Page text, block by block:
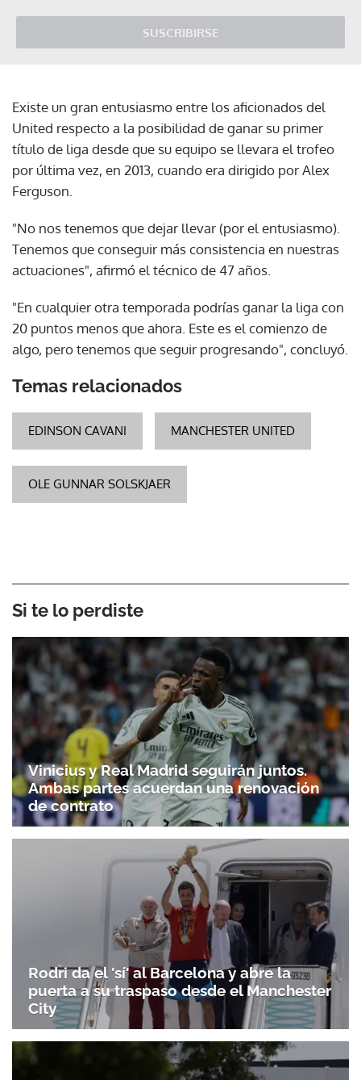
SUSCRIBIRSE
Existe un gran entusiasmo entre los aficionados del
United respecto a la posibilidad de ganar su primer
título de liga desde que su equipo se llevara el trofeo
por última vez, en 2013, cuando era dirigido por Alex
Ferguson.
"No nos tenemos que dejar llevar (por el entusiasmo).
Tenemos que conseguir más consistencia en nuestras
actuaciones", afirmó el técnico de 47 años.
"En cualquier otra temporada podrías ganar la liga con
20 puntos menos que ahora. Este es el comienzo de
algo, pero tenemos que seguir progresando", concluyó.
Temas relacionados
EDINSON CAVANI MANCHESTER UNITED
OLE GUNNAR SOLSKJAER
Si te lo perdiste
Vinicius y Real Madrid seguirán juntos.
Ambas partes acuerdan una renovación
de contrato
Rodri da el 'sí' al Barcelona y abre la
puerta a su traspaso desde el Manchester
City